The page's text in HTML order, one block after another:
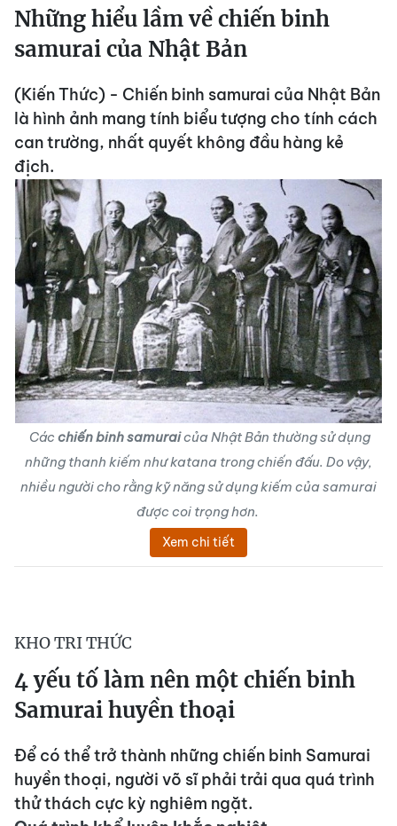
Những hiểu lầm về chiến binh
samurai của Nhật Bản
(Kiến Thức) - Chiến binh samurai của Nhật Bản
là hình ảnh mang tính biểu tượng cho tính cách
can trường, nhất quyết không đầu hàng kẻ
địch.
Các chiến binh samuraicủa Nhật Bản thường sử dụng
những thanh kiếm như katana trong chiến đấu. Do vậy,
nhiều người cho rằng kỹ năng sử dụng kiếm của samurai
được coi trọng hơn.
Xem chi tiết
KHO TRI THỨC
4 yếu tố làm nên một chiến binh
Samurai huyền thoại
Để có thể trở thành những chiến binh Samurai
huyền thoại, người võ sĩ phải trải qua quá trình
thử thách cực kỳ nghiêm ngặt.